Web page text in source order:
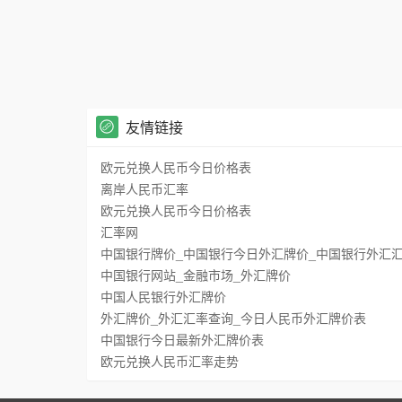
友情链接
欧元兑换人民币今日价格表
离岸人民币汇率
欧元兑换人民币今日价格表
汇率网
中国银行牌价_中国银行今日外汇牌价_中国银行外汇
中国银行网站_金融市场_外汇牌价
中国人民银行外汇牌价
外汇牌价_外汇汇率查询_今日人民币外汇牌价表
中国银行今日最新外汇牌价表
欧元兑换人民币汇率走势